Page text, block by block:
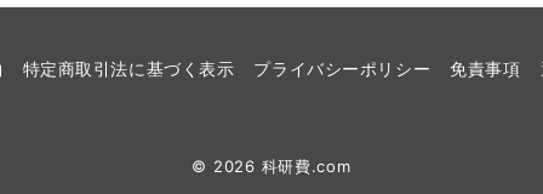
特定商取引法に基づく表示 プライバシーポリシー 免責事項
© 2026 科研費.com